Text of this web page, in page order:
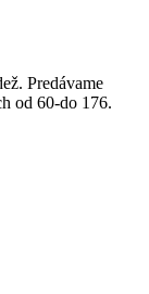
Predávame
od 60-do 176.